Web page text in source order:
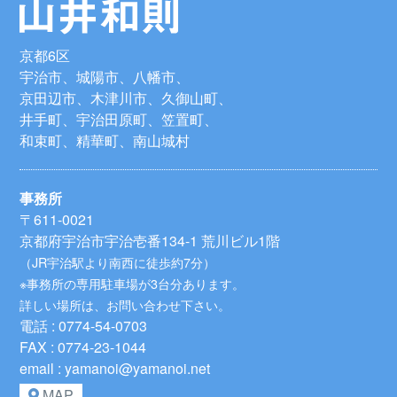
京都6区
宇治市、城陽市、八幡市、
京田辺市、木津川市、久御山町、
井手町、宇治田原町、笠置町、
和束町、精華町、南山城村
事務所
〒611-0021
京都府宇治市宇治壱番134-1 荒川ビル1階
（JR宇治駅より南西に徒歩約7分）
※事務所の専用駐車場が3台分あります。
詳しい場所は、お問い合わせ下さい。
電話 : 0774-54-0703
FAX : 0774-23-1044
email : yamanoi@yamanoi.net